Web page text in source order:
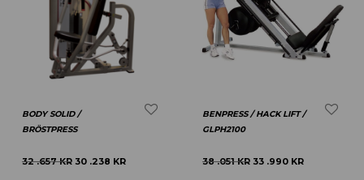
BODY SOLID /
BRÖSTPRESS
32 .657KR 30 .238 KR
BENPRESS / HACK LIFT /
GLPH2100
38 .051KR 33 .990 KR